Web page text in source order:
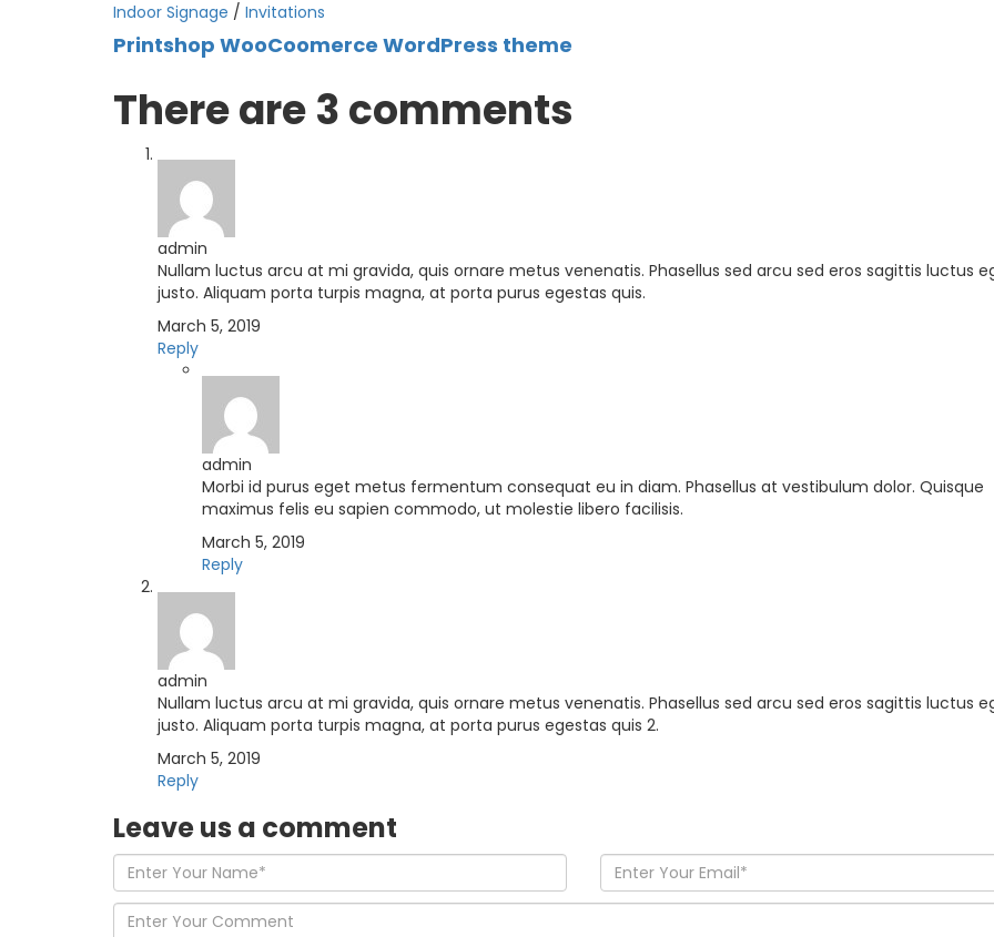
Indoor Signage / Invitations
Printshop WooCoomerce WordPress theme
There are3 comments
admin
Nullam luctus arcu at mi gravida, quis ornare metus venenatis. Phasellus sed arcu sed eros sagittis luctus
justo. Aliquam porta turpis magna, at porta purus egestas quis.
March 5, 2019
Reply
admin
Morbi id purus eget metus fermentum consequat eu in diam. Phasellus at vestibulum dolor. Quisque
maximus felis eu sapien commodo, ut molestie libero facilisis.
March 5, 2019
Reply
admin
Nullam luctus arcu at mi gravida, quis ornare metus venenatis. Phasellus sed arcu sed eros sagittis luctus
justo. Aliquam porta turpis magna, at porta purus egestas quis 2.
March 5, 2019
Reply
Leave us a comment